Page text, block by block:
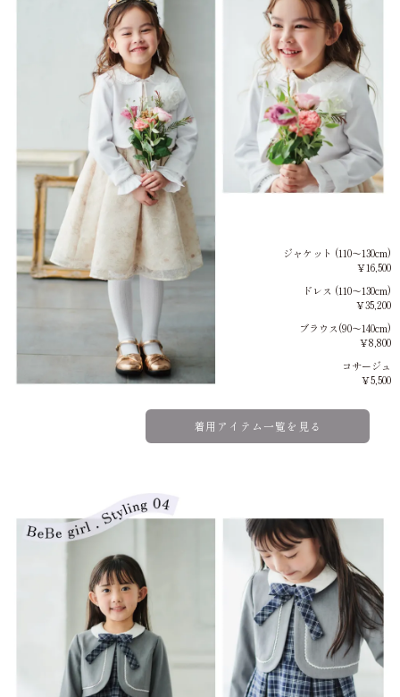
ジャケット (110～130cm)
￥16,500
ドレス (110～130cm)
￥35,200
ブラウス(90～140cm)
￥8,800
コサージュ
￥5,500
着用アイテム一覧を見る